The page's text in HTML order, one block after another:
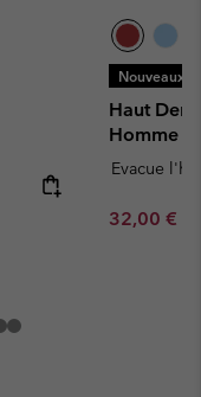
Nouveaux
Haut
Homme
Evacue
Minimum
32,00 €